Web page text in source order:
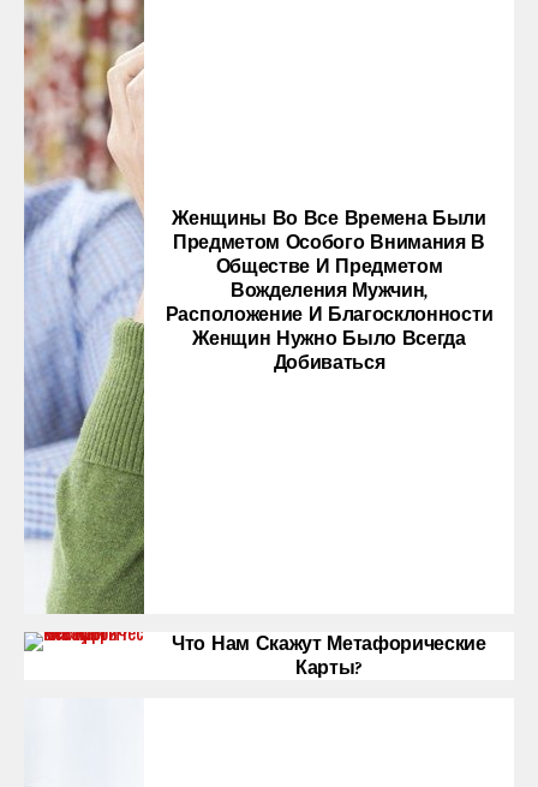
Женщины Во Все Времена Были
Предметом Особого Внимания В
Обществе И Предметом
Вожделения Мужчин,
Расположение И Благосклонности
Женщин Нужно Было Всегда
Добиваться
Что Нам Скажут Метафорические
Карты?